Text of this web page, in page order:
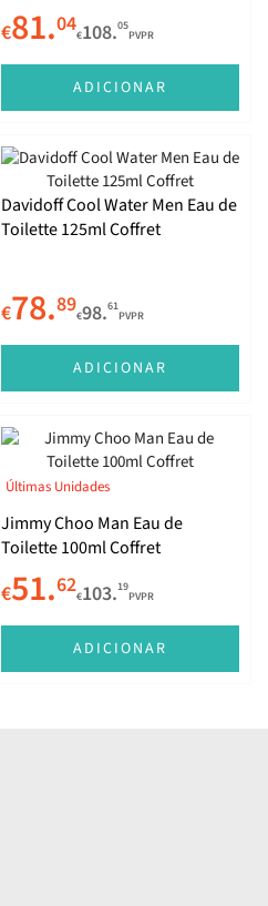
€81.04€108.05
PVPR
ADICIONAR
Davidoff Cool Water Men Eau de
Toilette 125ml Coffret
€78.89€98.61
PVPR
ADICIONAR
Últimas Unidades
Jimmy Choo Man Eau de
Toilette 100ml Coffret
€51.62€103.19
PVPR
ADICIONAR